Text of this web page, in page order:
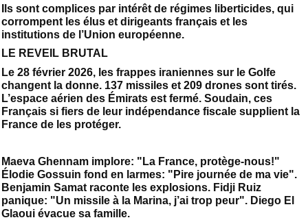
Ils sont complices par intérêt de régimes liberticides, qui
corrompent les élus et dirigeants français et les
institutions de l’Union européenne.
LE REVEIL BRUTAL
Le 28 février 2026, les frappes iraniennes sur le Golfe
changent la donne. 137 missiles et 209 drones sont tirés.
L’espace aérien des Émirats est fermé. Soudain, ces
Français si fiers de leur indépendance fiscale supplient la
France de les protéger.
Maeva Ghennam implore: "La France, protège-nous!"
Élodie Gossuin fond en larmes: "Pire journée de ma vie".
Benjamin Samat raconte les explosions. Fidji Ruiz
panique: "Un missile à la Marina, j’ai trop peur". Diego El
Glaoui évacue sa famille.